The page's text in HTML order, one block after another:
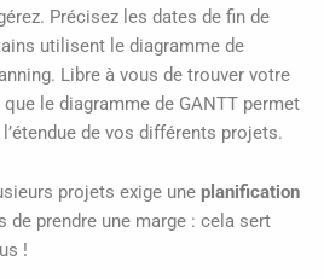
Précisez les dates de fin de
utilisent le diagramme de
Libre à vous de trouver votre
le diagramme de GANTT permet
de vos différents projets.
projets exige une planification
de prendre une marge : cela sert
!